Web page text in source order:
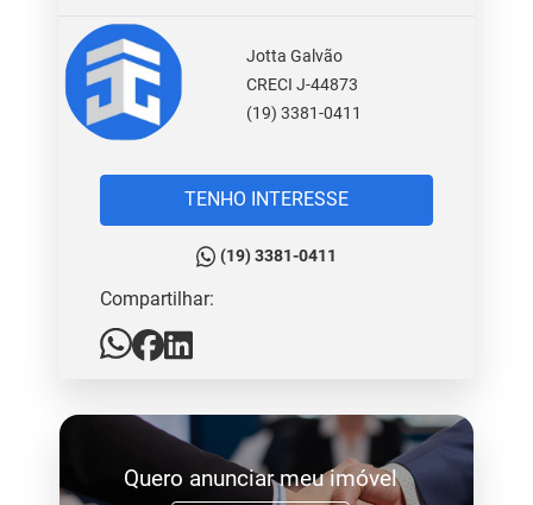
Jotta Galvão
CRECI J-44873
(19) 3381-0411
TENHO INTERESSE
(19) 3381-0411
Compartilhar:
Quero anunciar meu imóvel